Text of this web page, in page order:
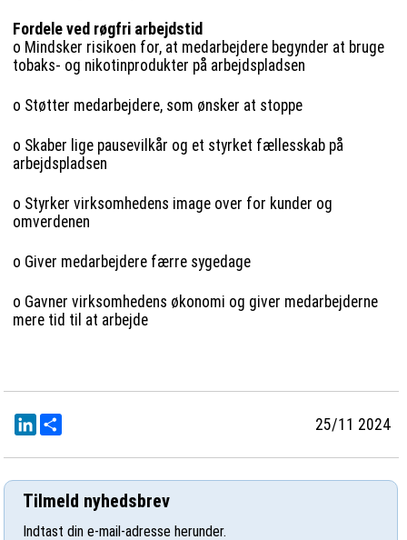
Fordele ved røgfri arbejdstid
o Mindsker risikoen for, at medarbejdere begynder at bruge
tobaks- og nikotinprodukter på arbejdspladsen
o Støtter medarbejdere, som ønsker at stoppe
o Skaber lige pausevilkår og et styrket fællesskab på
arbejdspladsen
o Styrker virksomhedens image over for kunder og
omverdenen
o Giver medarbejdere færre sygedage
o Gavner virksomhedens økonomi og giver medarbejderne
mere tid til at arbejde
LinkedIn 25/11 2024
Tilmeld nyhedsbrev
Indtast din e-mail-adresse herunder.